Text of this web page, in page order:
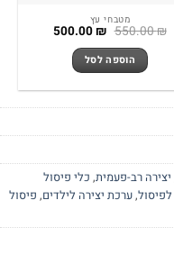
מטבחי עץ
550.00₪ המחיר
היה:
550.00 ₪.
500.00₪ המחיר
הוספה לסל
יצירה רב-פעמית, כלי פיסול
לפיסול,ערכת יצירה לילדים, פיסול